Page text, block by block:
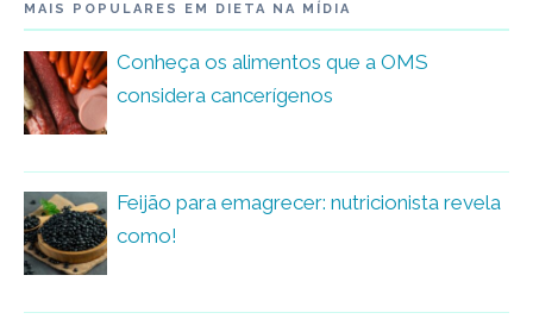
MAIS POPULARES EM DIETA NA MÍDIA
Conheça os alimentos que a OMS
considera cancerígenos
Feijão para emagrecer: nutricionista revela
como!